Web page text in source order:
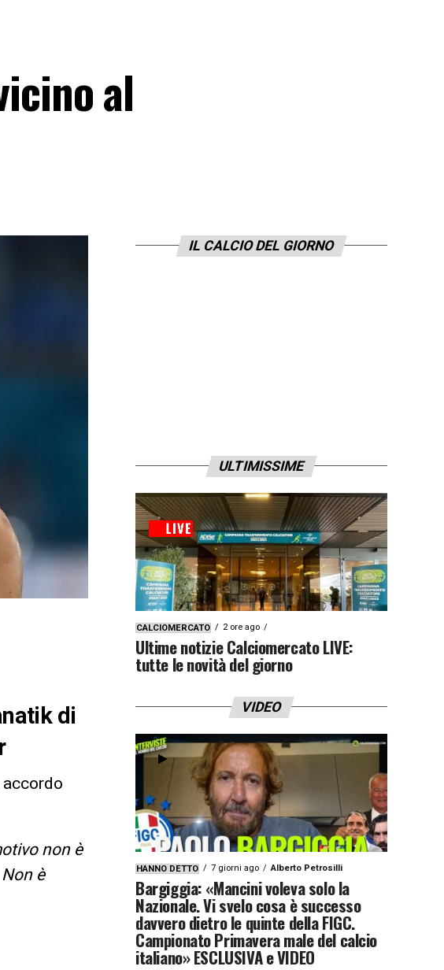
al
di
non è
è
IL CALCIO DEL GIORNO
ULTIMISSIME
CALCIOMERCATO 2 ore ago
Ultime notizie Calciomercato LIVE:
tutte le novità del giorno
VIDEO
HANNO DETTO 7 giorni ago Alberto Petrosilli
Bargiggia: «Mancini voleva solo la
Nazionale. Vi svelo cosa è successo
davvero dietro le quinte della FIGC.
Campionato Primavera male del calcio
italiano» ESCLUSIVA e VIDEO